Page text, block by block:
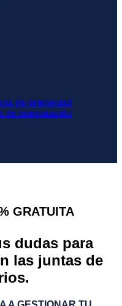
de privacidad
de contratación
GRATUITA
dudas para
las juntas de